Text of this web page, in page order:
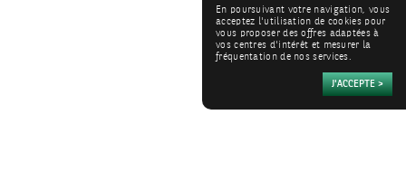
En poursuivant votre navigation, vous
acceptez l'utilisation de cookies pour
vous proposer des offres adaptées à
vos centres d'intérêt et mesurer la
fréquentation de nos services.